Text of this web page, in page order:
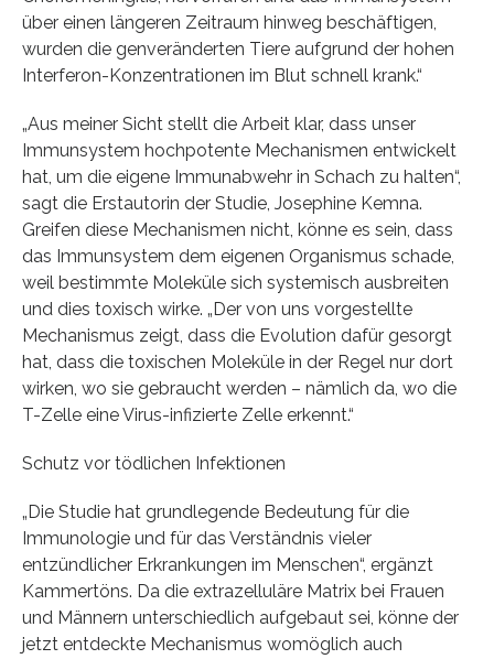
über einen längeren Zeitraum hinweg beschäftigen,
wurden die genveränderten Tiere aufgrund der hohen
Interferon-Konzentrationen im Blut schnell krank.“
„Aus meiner Sicht stellt die Arbeit klar, dass unser
Immunsystem hochpotente Mechanismen entwickelt
hat, um die eigene Immunabwehr in Schach zu halten“,
sagt die Erstautorin der Studie, Josephine Kemna.
Greifen diese Mechanismen nicht, könne es sein, dass
das Immunsystem dem eigenen Organismus schade,
weil bestimmte Moleküle sich systemisch ausbreiten
und dies toxisch wirke. „Der von uns vorgestellte
Mechanismus zeigt, dass die Evolution dafür gesorgt
hat, dass die toxischen Moleküle in der Regel nur dort
wirken, wo sie gebraucht werden – nämlich da, wo die
T-Zelle eine Virus-infizierte Zelle erkennt.“
Schutz vor tödlichen Infektionen
„Die Studie hat grundlegende Bedeutung für die
Immunologie und für das Verständnis vieler
entzündlicher Erkrankungen im Menschen“, ergänzt
Kammertöns. Da die extrazelluläre Matrix bei Frauen
und Männern unterschiedlich aufgebaut sei, könne der
jetzt entdeckte Mechanismus womöglich auch